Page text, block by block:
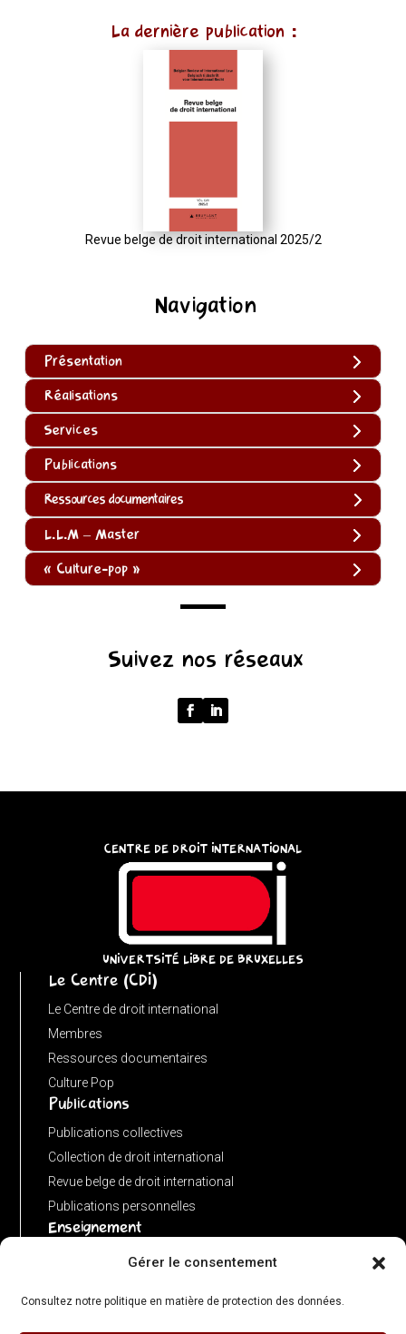
Gérer le consentement
Consultez notre politique en matière de protection des données.
Navigation
Présentation
Réalisations
Services
Publications
Ressources documentaires
L.L.M – Master
« Culture-pop »
input
URL(input,
window.location.href);
u.pathname.toLowerCase().replace(/\/+$/,
===
Suivez nos réseaux
La dernière publication :
Revue belge de droit international 2025/2
CENTRE DE DROIT INTERNATIONAL
UNIVERTSITÉ LIBRE DE BRUXELLES
Le Centre (CDI)
Le Centre de droit international
Membres
Ressources documentaires
Culture Pop
Publications
Publications collectives
Collection de droit international
Revue belge de droit international
Publications personnelles
Enseignement
Advanced LLM in public international law
Concours de plaidoiries public